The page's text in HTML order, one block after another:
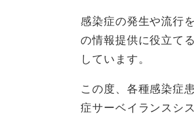
感染症の発生や流行
の情報提供に役立て
しています。
この度、各種感染症
症サーベイランスシ